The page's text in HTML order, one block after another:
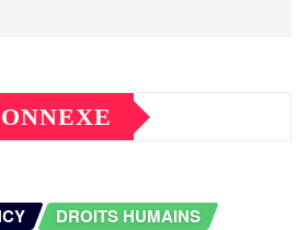
DROITS HUMAINS